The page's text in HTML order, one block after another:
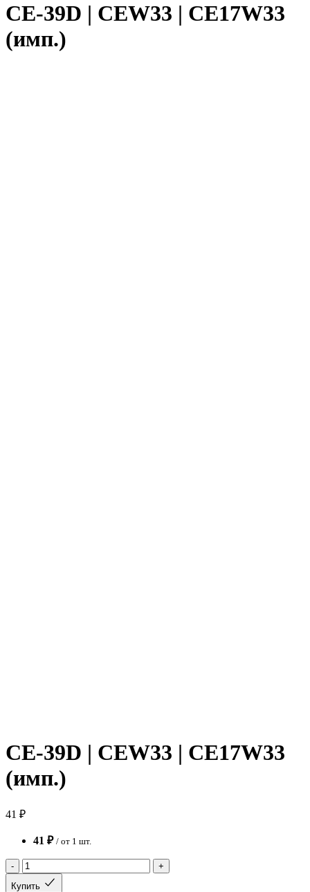
CE-39D | CEW33 | CE17W33
(имп.)
CE-39D | CEW33 | CE17W33
(имп.)
41 ₽
41 ₽ / от 1 шт.
-
+
Купить